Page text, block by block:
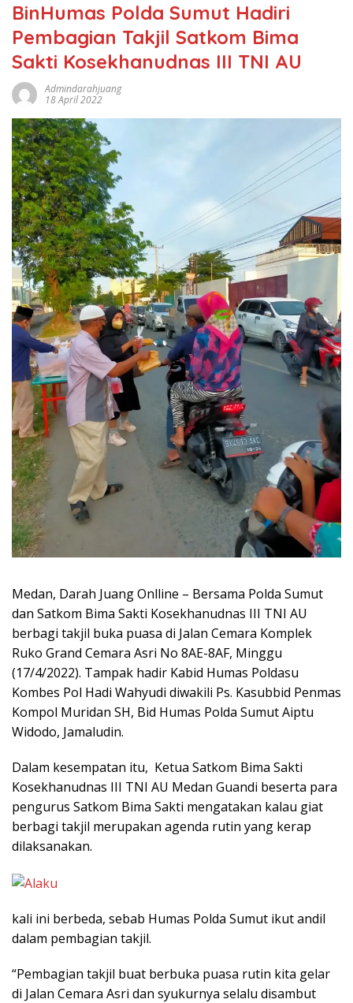
BinHumas Polda Sumut Hadiri
Pembagian Takjil Satkom Bima
Sakti Kosekhanudnas III TNI AU
Admindarahjuang
18 April 2022
Medan, Darah Juang Onlline – Bersama Polda Sumut
dan Satkom Bima Sakti Kosekhanudnas III TNI AU
berbagi takjil buka puasa di Jalan Cemara Komplek
Ruko Grand Cemara Asri No 8AE-8AF, Minggu
(17/4/2022). Tampak hadir Kabid Humas Poldasu
Kombes Pol Hadi Wahyudi diwakili Ps. Kasubbid Penmas
Kompol Muridan SH, Bid Humas Polda Sumut Aiptu
Widodo, Jamaludin.
Dalam kesempatan itu, Ketua Satkom Bima Sakti
Kosekhanudnas III TNI AU Medan Guandi beserta para
pengurus Satkom Bima Sakti mengatakan kalau giat
berbagi takjil merupakan agenda rutin yang kerap
dilaksanakan.
kali ini berbeda, sebab Humas Polda Sumut ikut andil
dalam pembagian takjil.
“Pembagian takjil buat berbuka puasa rutin kita gelar
di Jalan Cemara Asri dan syukurnya selalu disambut